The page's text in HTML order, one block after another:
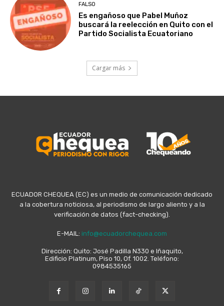
FALSO
Es engañoso que Pabel Muñoz
buscará la reelección en Quito con el
Partido Socialista Ecuatoriano
Cargar más
ECUADOR CHEQUEA (EC) es un medio de comunicación dedicado
a la cobertura noticiosa, al periodismo de largo aliento y a la
verificación de datos (fact-checking).
E-MAIL: info@ecuadorchequea.com
Dirección: Quito: José Padilla N330 e Iñaquito,
Edificio Platinum, Piso 10, Of. 1002. Teléfono:
0984535165